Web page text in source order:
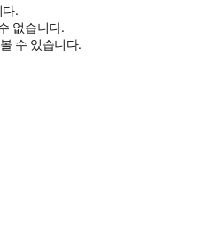
다.
없습니다.
수 있습니다.